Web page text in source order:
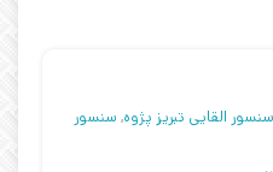
سنسور القایی تبریز پژوه, سنسور